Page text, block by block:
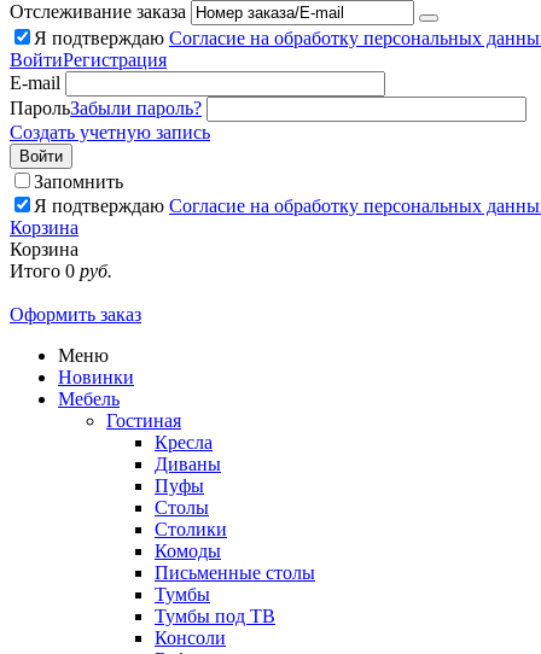
Отслеживание заказа
Я подтверждаю Согласие на обработку персональных
ВойтиРегистрация
E-mail
ПарольЗабыли пароль?
Создать учетную запись
Войти
Запомнить
Я подтверждаю Согласие на обработку персональных
Корзина
Корзина
Итого 0 руб.
Оформить заказ
Меню
Новинки
Мебель
Гостиная
Кресла
Диваны
Пуфы
Столы
Столики
Комоды
Письменные столы
Тумбы
Тумбы под ТВ
Консоли